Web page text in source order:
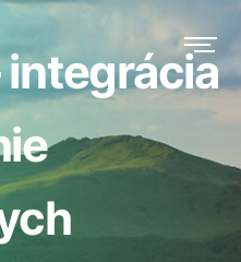
integrácia